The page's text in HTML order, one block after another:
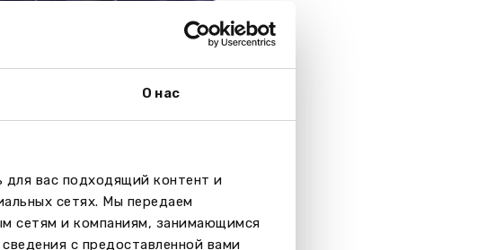
О нас
вас подходящий контент и
сетях. Мы передаем
сетям и компаниям, занимающимся
с предоставленной вами
16 лет. В старшей школе –
посещают клубы и секции
так и